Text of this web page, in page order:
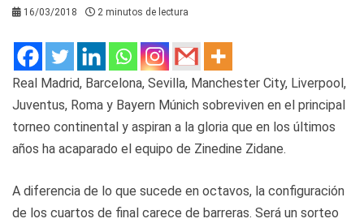
16/03/2018 2 minutos de lectura
Real Madrid, Barcelona, Sevilla, Manchester City, Liverpool,
Juventus, Roma y Bayern Múnich sobreviven en el principal
torneo continental y aspiran a la gloria que en los últimos
años ha acaparado el equipo de Zinedine Zidane.
A diferencia de lo que sucede en octavos, la configuración
de los cuartos de final carece de barreras. Será un sorteo